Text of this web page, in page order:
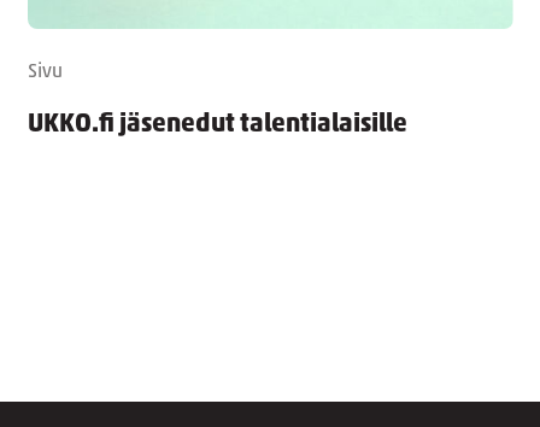
Sivu
UKKO.fi jäsenedut talentialaisille